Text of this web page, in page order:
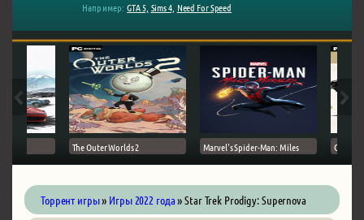
Например: GTA 5, Sims 4, Need For Speed
The Outer Worlds 2 Marvel's Spider-Man: Miles Ghost
Торрент игры» Игры 2022 года» Star Trek Prodigy: Supernova